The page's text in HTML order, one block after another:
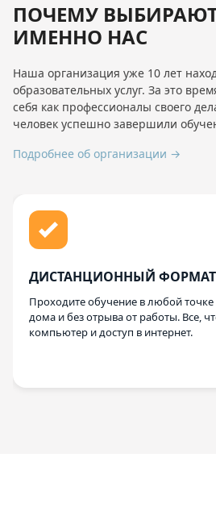
ПОЧЕМУ
ИМЕННО НАС
Наша организация уже 10 лет
образовательных услуг. За это
себя как профессионалы своего
человек успешно завершили
Подробнее об организации →
ДИСТАНЦИОННЫЙ ФОРМАТ
Проходите обучение в любой
дома и без отрыва от работы. Все,
компьютер и доступ в интернет.